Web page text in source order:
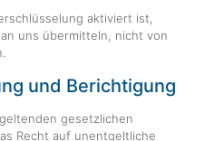
aktiviert ist,
uns übermitteln, nicht von
und Berichtigung
gesetzlichen
Recht auf unentgeltliche